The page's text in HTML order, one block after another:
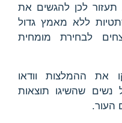
לכן להגשים את
ללא מאמץ גדול
מנצחים לבחירת מומחית
את ההמלצות וודאו
שהשיגו תוצאות
העור.